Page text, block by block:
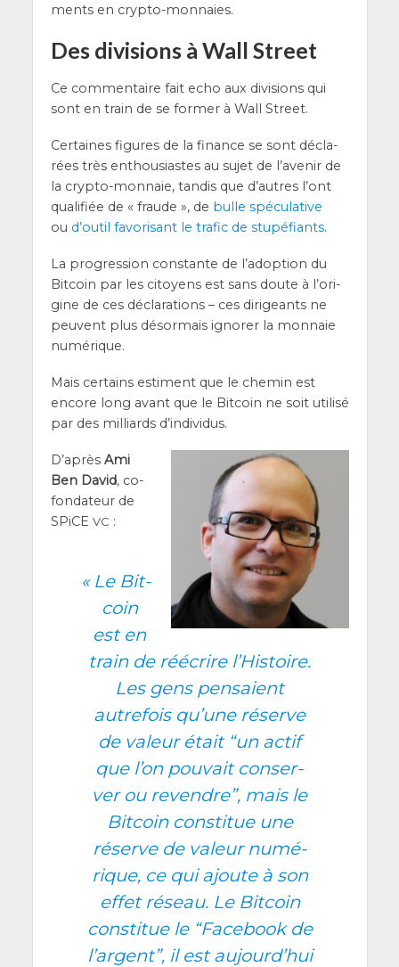
ments en crypto-monnaies.
Des divisions à Wall Street
Ce com­men­taire fait echo aux divi­sions qui
sont en train de se for­mer à Wall Street.
Cer­taines figures de la finance se sont décla­
rées très enthou­siastes au sujet de l’a­ve­nir de
la cryp­to-mon­naie, tan­dis que d’autres l’ont
qua­li­fiée de « fraude », de bulle spé­cu­la­tive
ou d’ou­til favo­ri­sant le tra­fic de stu­pé­fiants.
La pro­gres­sion constante de l’a­dop­tion du
Bit­coin par les citoyens est sans doute à l’o­ri­
gine de ces décla­ra­tions – ces diri­geants ne
peuvent plus désor­mais igno­rer la mon­naie
numérique.
Mais cer­tains estiment que le che­min est
encore long avant que le Bit­coin ne soit uti­li­sé
par des mil­liards d’individus.
D’a­près Ami
Ben David, co-
fon­da­teur de
SPiCE VC :
«Le Bit­
coin
est en
train de réécrire l’His­toire.
Les gens pen­saient
autre­fois qu’une réserve
de valeur était “un actif
que l’on pou­vait conser­
ver ou revendre”, mais le
Bit­coin consti­tue une
réserve de valeur numé­
rique, ce qui ajoute à son
effet réseau. Le Bit­coin
consti­tue le “Face­book de
l’argent”, il est aujourd’­hui